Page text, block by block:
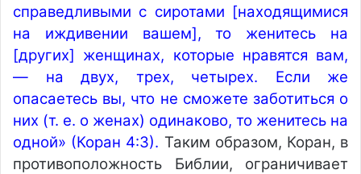
справедливыми с сиротами [находящимися
на иждивении вашем], то женитесь на
[других] женщинах, которые нравятся вам,
— на двух, трех, четырех. Если же
опасаетесь вы, что не сможете заботиться о
них (т. е. о женах) одинаково, то женитесь на
одной» (Коран 4:3). Таким образом, Коран, в
противоположность Библии, ограничивает